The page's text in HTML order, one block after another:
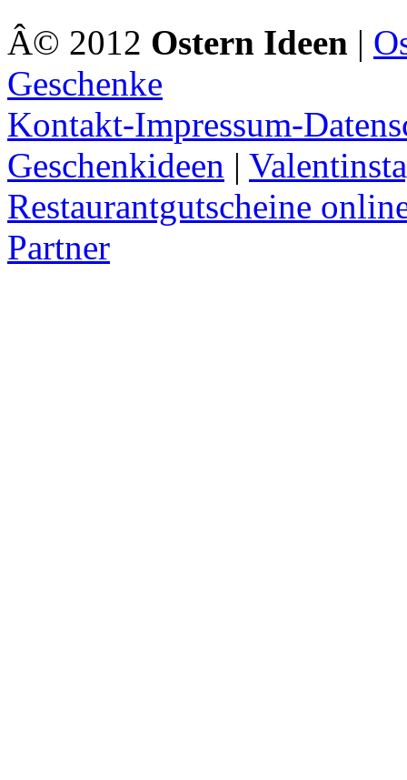
Â© 2012 Ostern Ideen |
Geschenke
Kontakt-Impressum-
Geschenkideen |
Restaurantgutscheine
Partner